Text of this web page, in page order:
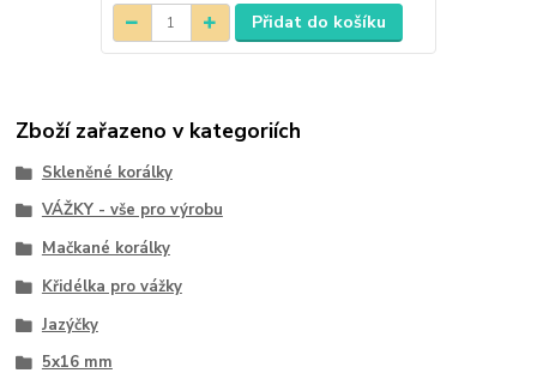
Přidat do košíku
Zboží zařazeno v kategoriích
Skleněné korálky
VÁŽKY - vše pro výrobu
Mačkané korálky
Křidélka pro vážky
Jazýčky
5x16 mm